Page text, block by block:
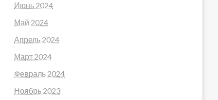
Нет ограничений
Июнь 2024
Май 2024
Апрель 2024
Март 2024
Февраль 2024
Ноябрь 2023